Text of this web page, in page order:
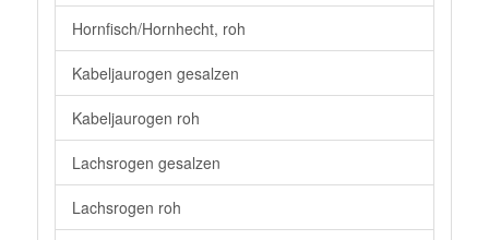
Hornfisch/Hornhecht, roh
Kabeljaurogen gesalzen
Kabeljaurogen roh
Lachsrogen gesalzen
Lachsrogen roh